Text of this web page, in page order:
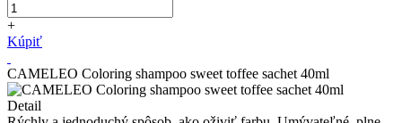
+
Kúpiť
CAMELEO Coloring shampoo sweet toffee sachet 40ml
Detail